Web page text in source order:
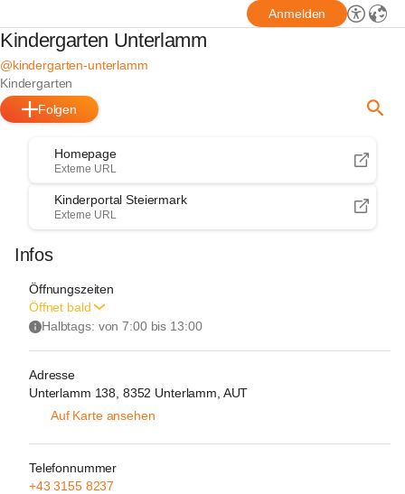
Anmelden
Kindergarten Unterlamm
@kindergarten-unterlamm
Kindergarten
Folgen
Homepage
Externe URL
Kinderportal Steiermark
Externe URL
Infos
Öffnungszeiten
Öffnet bald
Halbtags: von 7:00 bis 13:00
Adresse
Unterlamm 138, 8352 Unterlamm, AUT
Auf Karte ansehen
Telefonnummer
+43 3155 8237